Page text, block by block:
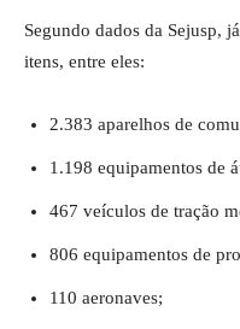
Segundo dados da Sejusp,
itens, entre eles:
2.383 aparelhos de
1.198 equipamentos de
467 veículos de tração
806 equipamentos de
110 aeronaves;